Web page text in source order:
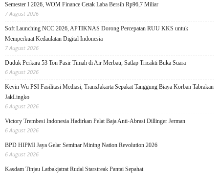
Semester I 2026, WOM Finance Cetak Laba Bersih Rp96,7 Miliar
7 August 2026
Soft Launching NCC 2026, APTIKNAS Dorong Percepatan RUU KKS untuk
Memperkuat Kedaulatan Digital Indonesia
7 August 2026
Duduk Perkara 53 Ton Pasir Timah di Air Merbau, Satlap Tricakti Buka Suara
6 August 2026
Kevin Wu PSI Fasilitasi Mediasi, TransJakarta Sepakat Tanggung Biaya Korban Tabrakan
JakLingko
6 August 2026
Victory Trembesi Indonesia Hadirkan Pelat Baja Anti-Abrasi Dillinger Jerman
6 August 2026
BPD HIPMI Jaya Gelar Seminar Mining Nation Revolution 2026
6 August 2026
Kasdam Tinjau Latbakjatrat Rudal Starstreak Pantai Sepahat